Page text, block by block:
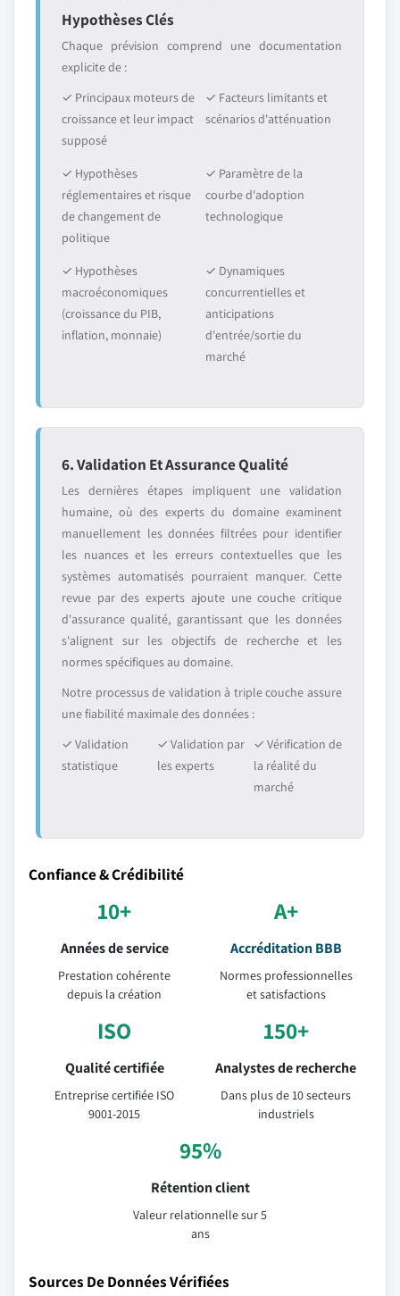
Hypothèses Clés
Chaque prévision comprend une documentation
explicite de :
✓ Principaux moteurs de
croissance et leur impact
supposé
✓ Facteurs limitants et
scénarios d'atténuation
✓ Hypothèses
réglementaires et risque
de changement de
politique
✓ Paramètre de la
courbe d'adoption
technologique
✓ Hypothèses
macroéconomiques
(croissance du PIB,
inflation, monnaie)
✓ Dynamiques
concurrentielles et
anticipations
d'entrée/sortie du
marché
6. Validation Et Assurance Qualité
Les dernières étapes impliquent une validation
humaine, où des experts du domaine examinent
manuellement les données filtrées pour identifier
les nuances et les erreurs contextuelles que les
systèmes automatisés pourraient manquer. Cette
revue par des experts ajoute une couche critique
d'assurance qualité, garantissant que les données
s'alignent sur les objectifs de recherche et les
normes spécifiques au domaine.
Notre processus de validation à triple couche assure
une fiabilité maximale des données :
✓ Validation
statistique
✓ Validation par
les experts
✓ Vérification de
la réalité du
marché
Confiance & Crédibilité
10+
Années de service
Prestation cohérente
depuis la création
A+
Accréditation BBB
Normes professionnelles
et satisfactions
ISO
Qualité certifiée
Entreprise certifiée ISO
9001-2015
150+
Analystes de recherche
Dans plus de 10 secteurs
industriels
95%
Rétention client
Valeur relationnelle sur 5
ans
Sources De Données Vérifiées